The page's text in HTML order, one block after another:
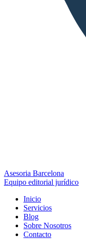
Asesoria Barcelona
Equipo editorial jurídico
Inicio
Servicios
Blog
Sobre Nosotros
Contacto